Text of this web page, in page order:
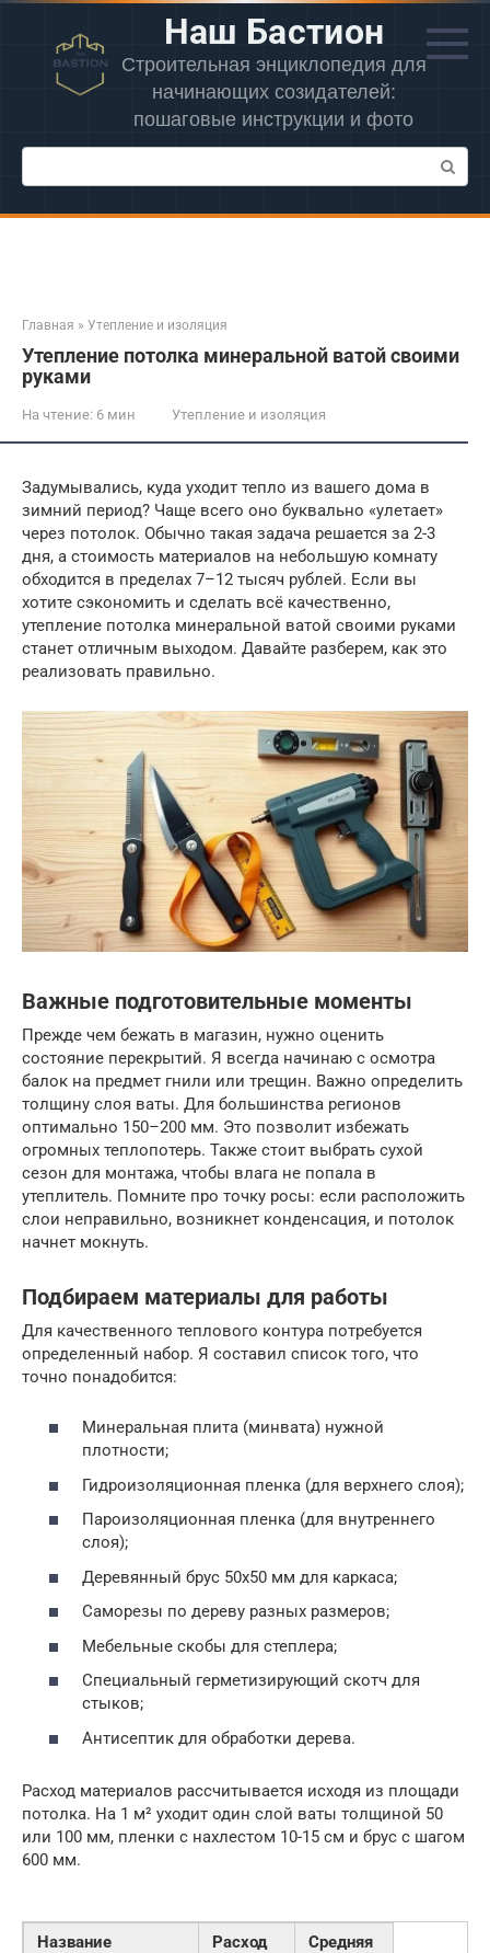
Перейти
контенту
Наш Бастион
Строительная энциклопедия для
начинающих созидателей:
пошаговые инструкции и фото
Поиск:
Главная » Утепление и изоляция
Утепление потолка минеральной ватой своими
руками
На чтение: 6 мин Утепление и изоляция
Задумывались, куда уходит тепло из вашего дома в
зимний период? Чаще всего оно буквально «улетает»
через потолок. Обычно такая задача решается за 2-3
дня, а стоимость материалов на небольшую комнату
обходится в пределах 7–12 тысяч рублей. Если вы
хотите сэкономить и сделать всё качественно,
утепление потолка минеральной ватой своими руками
станет отличным выходом. Давайте разберем, как это
реализовать правильно.
Важные подготовительные моменты
Прежде чем бежать в магазин, нужно оценить
состояние перекрытий. Я всегда начинаю с осмотра
балок на предмет гнили или трещин. Важно определить
толщину слоя ваты. Для большинства регионов
оптимально 150–200 мм. Это позволит избежать
огромных теплопотерь. Также стоит выбрать сухой
сезон для монтажа, чтобы влага не попала в
утеплитель. Помните про точку росы: если расположить
слои неправильно, возникнет конденсация, и потолок
начнет мокнуть.
Подбираем материалы для работы
Для качественного теплового контура потребуется
определенный набор. Я составил список того, что
точно понадобится:
Минеральная плита (минвата) нужной
плотности;
Гидроизоляционная пленка (для верхнего слоя);
Пароизоляционная пленка (для внутреннего
слоя);
Деревянный брус 50х50 мм для каркаса;
Саморезы по дереву разных размеров;
Мебельные скобы для степлера;
Специальный герметизирующий скотч для
стыков;
Антисептик для обработки дерева.
Расход материалов рассчитывается исходя из площади
потолка. На 1 м² уходит один слой ваты толщиной 50
или 100 мм, пленки с нахлестом 10-15 см и брус с шагом
600 мм.
Название
Расход
Средняя